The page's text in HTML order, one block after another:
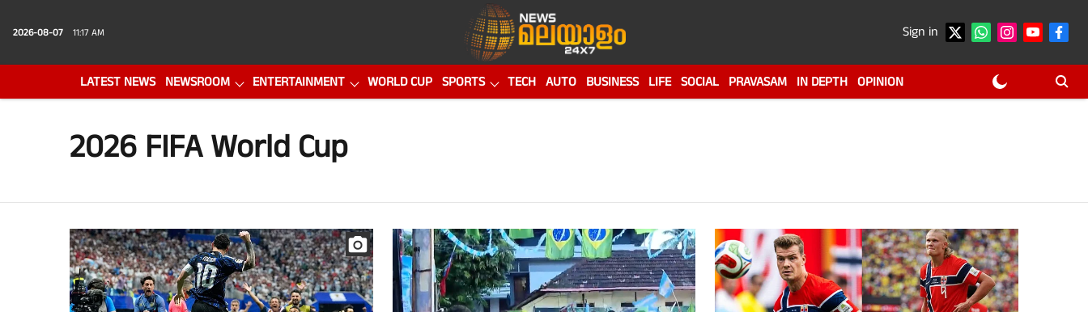
2026-08-07 11:17 AM Sign in
LATEST NEWS NEWSROOM ENTERTAINMENT WORLD CUP SPORTS TECH AUTO BUSINESS LIFE SOCIAL PRAVASAM IN DEPTH OPINION
2026 FIFA World Cup